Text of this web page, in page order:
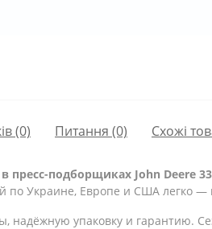
(0) Питання (0) Схожі
подборщиках John Deere
по Украине, Европе и США легко
надёжную упаковку и гарантию.